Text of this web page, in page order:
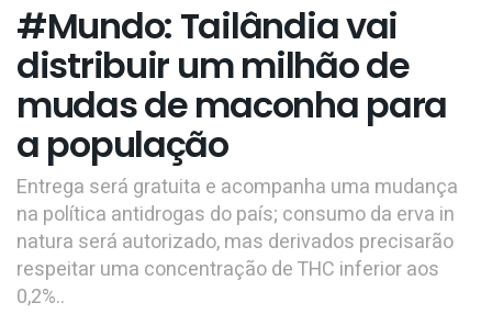
#Mundo: Tailândia vai
distribuir um milhão de
mudas de maconha para
a população
Entrega será gratuita e acompanha uma mudança
na política antidrogas do país; consumo da erva in
natura será autorizado, mas derivados precisarão
respeitar uma concentração de THC inferior aos
0,2%..